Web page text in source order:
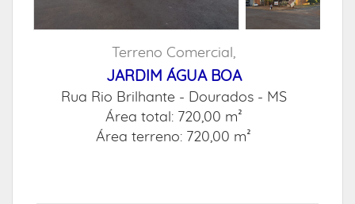
Terreno Comercial,
JARDIM ÁGUA BOA
Rua Rio Brilhante - Dourados - MS
Área total: 720,00 m²
Área terreno: 720,00 m²